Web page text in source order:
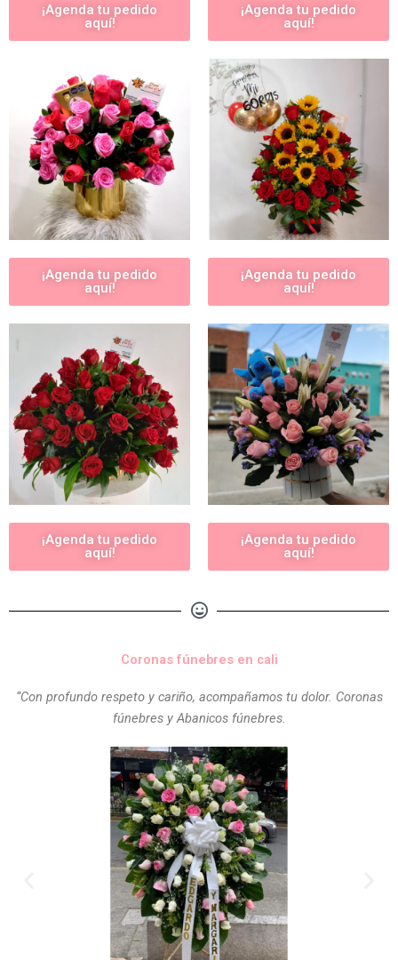
¡Agenda tu pedido
aquí!
¡Agenda tu pedido
aquí!
¡Agenda tu pedido
aquí!
¡Agenda tu pedido
aquí!
¡Agenda tu pedido
aquí!
¡Agenda tu pedido
aquí!
Coronas fúnebres en cali
“Con profundo respeto y cariño, acompañamos tu dolor. Coronas
fúnebres y Abanicos fúnebres.